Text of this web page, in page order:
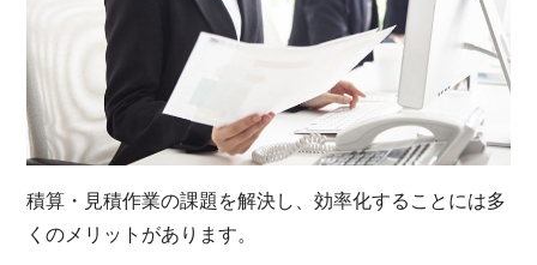
積算・見積作業の課題を解決し、効率化することには多
くのメリットがあります。